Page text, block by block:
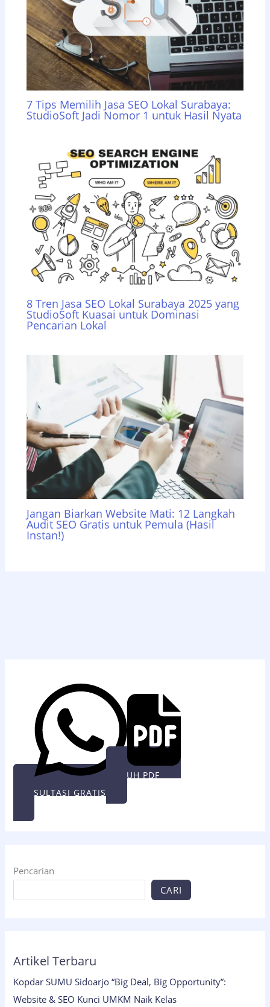
7 Tips Memilih Jasa SEO Lokal Surabaya:
StudioSoft Jadi Nomor 1 untuk Hasil Nyata
8 Tren Jasa SEO Lokal Surabaya 2025 yang
StudioSoft Kuasai untuk Dominasi
Pencarian Lokal
Jangan Biarkan Website Mati: 12 Langkah
Audit SEO Gratis untuk Pemula (Hasil
Instan!)
KONSULTASI GRATIS
UNDUH PDF
Pencarian
CARI
Artikel Terbaru
Kopdar SUMU Sidoarjo “Big Deal, Big Opportunity”:
Website & SEO Kunci UMKM Naik Kelas